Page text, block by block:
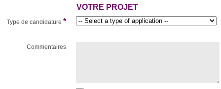
VOTRE PROJET
Type de candidature *
Commentaires